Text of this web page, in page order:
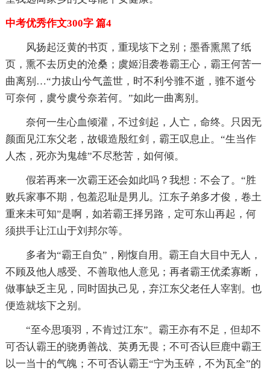
中考优秀作文300字 篇4
风扬起泛黄的书页，重现垓下之别；墨香熏黑了纸
页，熏不去历史的沧桑；虞姬泪袭卷霸王心，霸王何苦一
曲离别…“力拔山兮气盖世，时不利兮骓不逝，骓不逝兮
可奈何，虞兮虞兮奈若何。”如此一曲离别。
奈何一生心血倾灌，不过剑起，人亡，命终。只因无
颜面见江东父老，故锻造殷红剑，霸王叹息止。“生当作
人杰，死亦为鬼雄”不尽愁苦，如何倾。
假若再来一次霸王还会如此吗？我想：不会了。“胜
败兵家事不期，包羞忍耻是男儿。江东子弟多才俊，卷土
重来未可知”是啊，如若霸王择另路，定可东山再起，何
须拱手让江山于刘邦尔等。
多者为“霸王自负”，刚愎自用。霸王自大目中无人，
不顾及他人感受、不善取他人意见；再者霸王优柔寡断，
做事缺乏主见，同时固执己见，弃江东父老任人宰割。也
便造就垓下之别。
“至今思项羽，不肯过江东”。霸王亦有不足，但却不
可否认霸王的骁勇善战、英勇无畏；不可否认巨鹿中霸王
以一当十的气魄；不可否认霸王“宁为玉碎，不为瓦全”的